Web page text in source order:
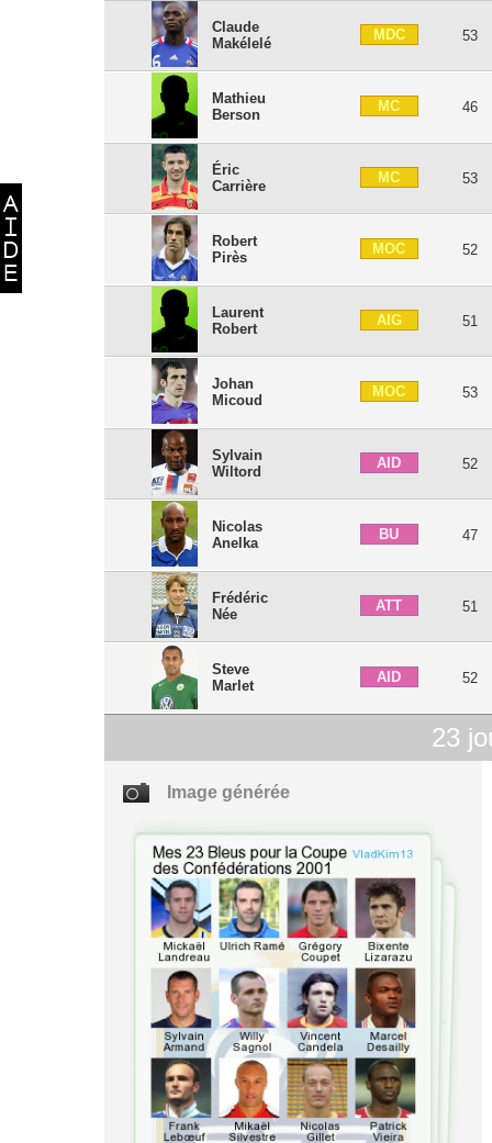
Claude
Makélelé
MDC 53
Mathieu
Berson
MC 46
Éric
Carrière
MC 53
Robert
Pirès
MOC 52
Laurent
Robert
AIG 51
Johan
Micoud
MOC 53
Sylvain
Wiltord
AID 52
Nicolas
Anelka
BU 47
Frédéric
Née
ATT 51
Steve
Marlet
AID 52
23
Image générée